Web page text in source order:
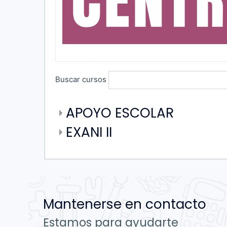
Buscar cursos
APOYO ESCOLAR
EXANI II
Mantenerse en contacto
Estamos para ayudarte